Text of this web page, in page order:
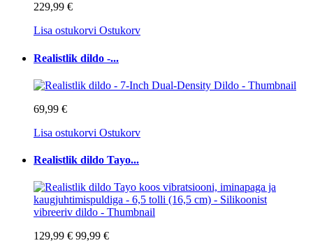
229,99 €
Lisa ostukorvi Ostukorv
Realistlik dildo -...
69,99 €
Lisa ostukorvi Ostukorv
Realistlik dildo Tayo...
129,99 € 99,99 €